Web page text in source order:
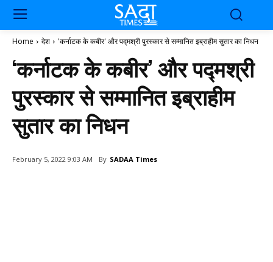
Home देश 'कर्नाटक के कबीर' और पद्मश्री पुरस्कार से सम्मानित इब्राहीम सुतार का निधन
‘कर्नाटक के कबीर’ और पद्मश्री
पुरस्कार से सम्मानित इब्राहीम
सुतार का निधन
February 5, 2022 9:03 AM By SADAA Times